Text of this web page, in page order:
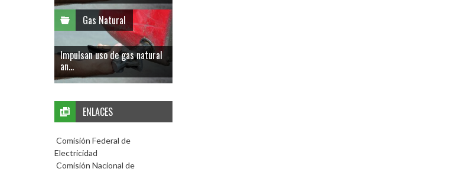
Gas Natural
Impulsan uso de gas natural
an...
ENLACES
Comisión Federal de
Electricidad
Comisión Nacional de